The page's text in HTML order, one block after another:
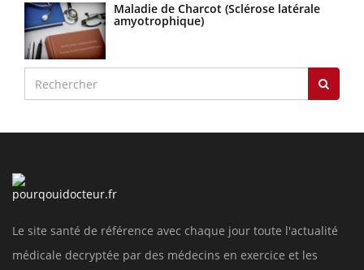
Maladie de Charcot (Sclérose latérale
amyotrophique)
Le site santé de référence avec chaque jour toute l'actualité
médicale decryptée par des médecins en exercice et les